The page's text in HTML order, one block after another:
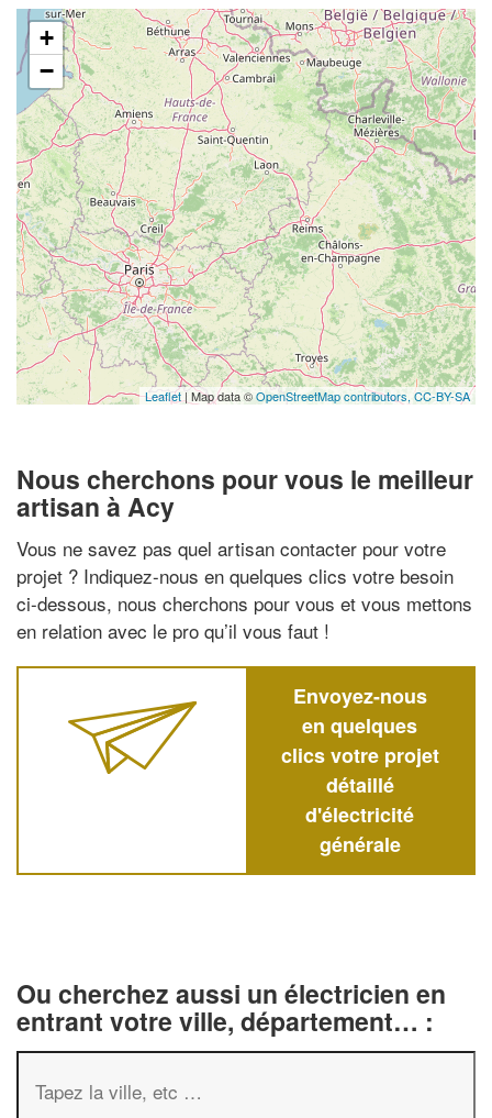
+
−
Leaflet | Map data ©OpenStreetMap contributors, CC-BY-SA
Nous cherchons pour vous le meilleur
artisan à Acy
Vous ne savez pas quel artisan contacter pour votre
projet ? Indiquez-nous en quelques clics votre besoin
ci-dessous, nous cherchons pour vous et vous mettons
en relation avec le pro qu’il vous faut !
Envoyez-nous
en quelques
clics votre projet
détaillé
d'électricité
générale
Ou cherchez aussi un électricien en
entrant votre ville, département… :